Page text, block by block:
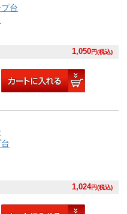
台
1,050円(税込)
1,024円(税込)